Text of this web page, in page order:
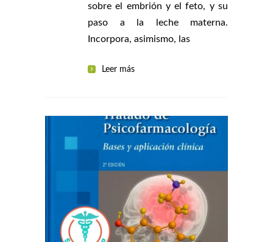
sobre el embrión y el feto, y su
paso a la leche materna.
Incorpora, asimismo, las
Leer más